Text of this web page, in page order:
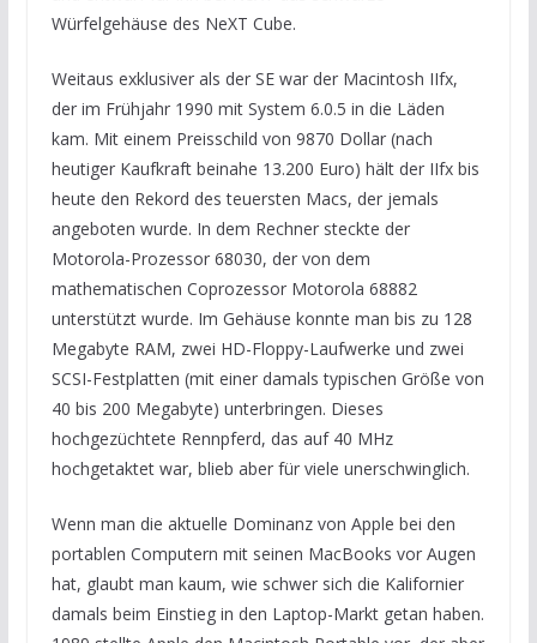
Würfelgehäuse des NeXT Cube.
Weitaus exklusiver als der SE war der Macintosh IIfx,
der im Frühjahr 1990 mit System 6.0.5 in die Läden
kam. Mit einem Preisschild von 9870 Dollar (nach
heutiger Kaufkraft beinahe 13.200 Euro) hält der IIfx bis
heute den Rekord des teuersten Macs, der jemals
angeboten wurde. In dem Rechner steckte der
Motorola-Prozessor 68030, der von dem
mathematischen Coprozessor Motorola 68882
unterstützt wurde. Im Gehäuse konnte man bis zu 128
Megabyte RAM, zwei HD-Floppy-Laufwerke und zwei
SCSI-Festplatten (mit einer damals typischen Größe von
40 bis 200 Megabyte) unterbringen. Dieses
hochgezüchtete Rennpferd, das auf 40 MHz
hochgetaktet war, blieb aber für viele unerschwinglich.
Wenn man die aktuelle Dominanz von Apple bei den
portablen Computern mit seinen MacBooks vor Augen
hat, glaubt man kaum, wie schwer sich die Kalifornier
damals beim Einstieg in den Laptop-Markt getan haben.